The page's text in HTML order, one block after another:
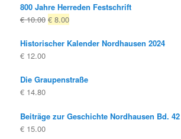
800 Jahre Herreden Festschrift
€10.00 Ursprünglicher
war:
€ 8.00Aktueller
ist:
Historischer Kalender Nordhausen 2024
€ 12.00
Die Graupenstraße
€ 14.80
Beiträge zur Geschichte Nordhausen Bd. 42
€ 15.00